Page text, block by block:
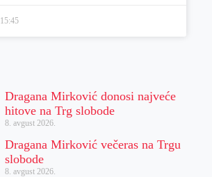
15:45
Dragana Mirković donosi najveće
hitove na Trg slobode
8. avgust 2026.
Dragana Mirković večeras na Trgu
slobode
8. avgust 2026.